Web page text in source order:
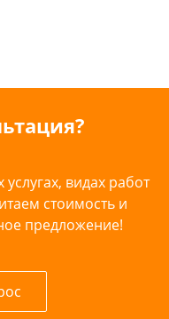
видах работ
стоимость и
предложение!